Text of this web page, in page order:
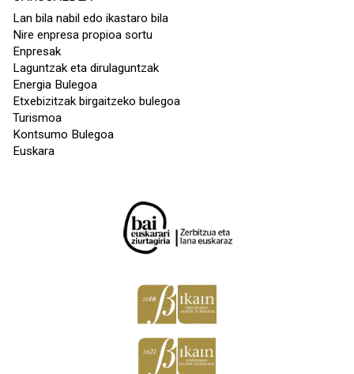
Lan bila nabil edo ikastaro bila
Nire enpresa propioa sortu
Enpresak
Laguntzak eta dirulaguntzak
Energia Bulegoa
Etxebizitzak birgaitzeko bulegoa
Turismoa
Kontsumo Bulegoa
Euskara